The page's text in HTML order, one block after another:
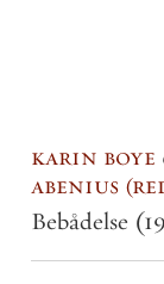
karin boye
abenius
Bebådelse